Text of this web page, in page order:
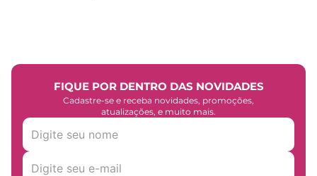
FIQUE POR DENTRO DAS NOVIDADES
Cadastre-se e receba novidades, promoções,
atualizações, e muito mais.